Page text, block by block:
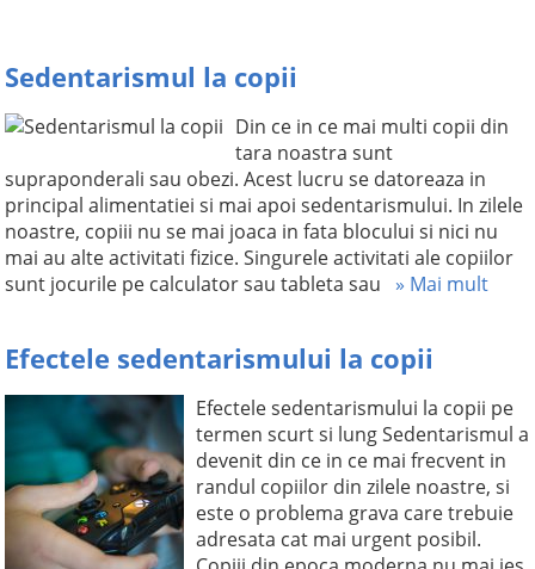
Sedentarismul la copii
Din ce in ce mai multi copii din
tara noastra sunt
supraponderali sau obezi. Acest lucru se datoreaza in
principal alimentatiei si mai apoi sedentarismului. In zilele
noastre, copiii nu se mai joaca in fata blocului si nici nu
mai au alte activitati fizice. Singurele activitati ale copiilor
sunt jocurile pe calculator sau tableta sau » Mai mult
Efectele sedentarismului la copii
Efectele sedentarismului la copii pe
termen scurt si lung Sedentarismul a
devenit din ce in ce mai frecvent in
randul copiilor din zilele noastre, si
este o problema grava care trebuie
adresata cat mai urgent posibil.